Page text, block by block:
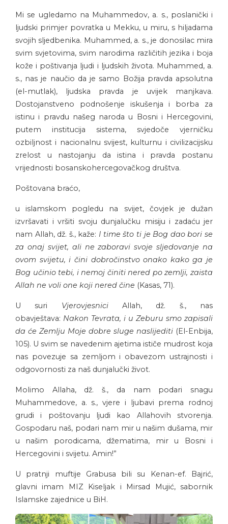
Mi se ugledamo na Muhammedov, a. s., poslanički i
ljudski primjer povratka u Mekku, u miru, s hiljadama
svojih sljedbenika. Muhammed, a. s., je donosilac mira
svim svjetovima, svim narodima različitih jezika i boja
kože i poštivanja ljudi i ljudskih života. Muhammed, a.
s., nas je naučio da je samo Božija pravda apsolutna
(el-mutlak), ljudska pravda je uvijek manjkava.
Dostojanstveno podnošenje iskušenja i borba za
istinu i pravdu našeg naroda u Bosni i Hercegovini,
putem institucija sistema, svjedoče vjerničku
ozbiljnost i nacionalnu svijest, kulturnu i civilizacijsku
zrelost u nastojanju da istina i pravda postanu
vrijednosti bosanskohercegovačkog društva.
Poštovana braćo,
u islamskom pogledu na svijet, čovjek je dužan
izvršavati i vršiti svoju dunjalučku misiju i zadaću jer
nam Allah, dž. š., kaže: I time što ti je Bog dao bori se
za onaj svijet, ali ne zaboravi svoje sljedovanje na
ovom svijetu, i čini dobročinstvo onako kako ga je
Bog učinio tebi, i nemoj činiti nered po zemlji, zaista
Allah ne voli one koji nered čine (Kasas, 71).
U suri VjerovjesniciAllah, dž. š., nas
obavještava: Nakon Tevrata, i u Zeburu smo zapisali
da će Zemlju Moje dobre sluge naslijediti (El-Enbija,
105). U svim se navedenim ajetima ističe mudrost koja
nas povezuje sa zemljom i obavezom ustrajnosti i
odgovornosti za naš dunjalučki život.
Molimo Allaha, dž. š., da nam podari snagu
Muhammedove, a. s., vjere i ljubavi prema rodnoj
grudi i poštovanju ljudi kao Allahovih stvorenja.
Gospodaru naš, podari nam mir u našim dušama, mir
u našim porodicama, džematima, mir u Bosni i
Hercegovini i svijetu. Amin!”
U pratnji muftije Grabusa bili su Kenan-ef. Bajrić,
glavni imam MIZ Kiseljak i Mirsad Mujić, sabornik
Islamske zajednice u BiH.